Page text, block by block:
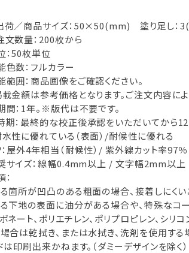
荷／商品サイズ：50×50(mm) 塗り足し：
数量：200枚から
50枚単位
数：フルカラー
囲：商品画像をご確認ください。
金額は参考価格となります。ご注文内容によ
：1年。※版代は不要です。
：最終的な校正後承認をいただいてから12
性に優れている（表面）/耐候性に優れる
屋外4年相当（耐候性）/ 紫外線カット率97
イズ：線幅0.4mm以上 / 文字幅2mm以上
る箇所が凹凸のある粗面の場合、接着しにく
る下地の表面に油分がある場合や、特殊なコ
ネート、ポリエチレン、ポリプロピレン、シリ
場合は乾拭き、または水拭き、洗剤を使用す
は印刷出来かねます。（ダミーデザインを除く）